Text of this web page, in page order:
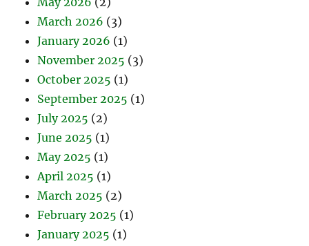
March 2026 (3)
January 2026 (1)
November 2025 (3)
October 2025 (1)
September 2025 (1)
July 2025 (2)
June 2025 (1)
May 2025 (1)
April 2025 (1)
March 2025 (2)
February 2025 (1)
January 2025 (1)